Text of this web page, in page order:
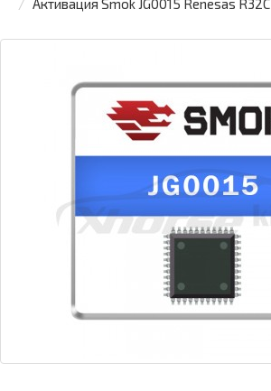
Активация Smok JG0015 Renesas R32C